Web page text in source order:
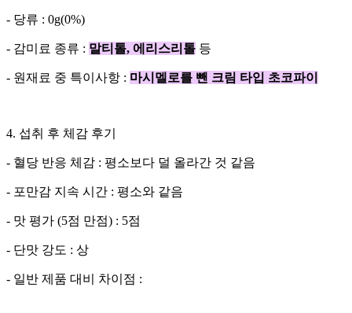
- 당류 : 0g(0%)
- 감미료 종류 : 말티톨, 에리스리톨 등
- 원재료 중 특이사항 : 마시멜로를 뺀 크림 타입 초코파이
4. 섭취 후 체감 후기
- 혈당 반응 체감 : 평소보다 덜 올라간 것 같음
- 포만감 지속 시간 : 평소와 같음
- 맛 평가 (5점 만점) : 5점
- 단맛 강도 : 상
- 일반 제품 대비 차이점 :